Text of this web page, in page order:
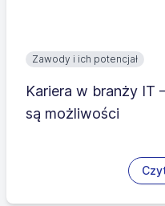
Zawody i ich potencjał
Kariera w branży IT
są możliwości